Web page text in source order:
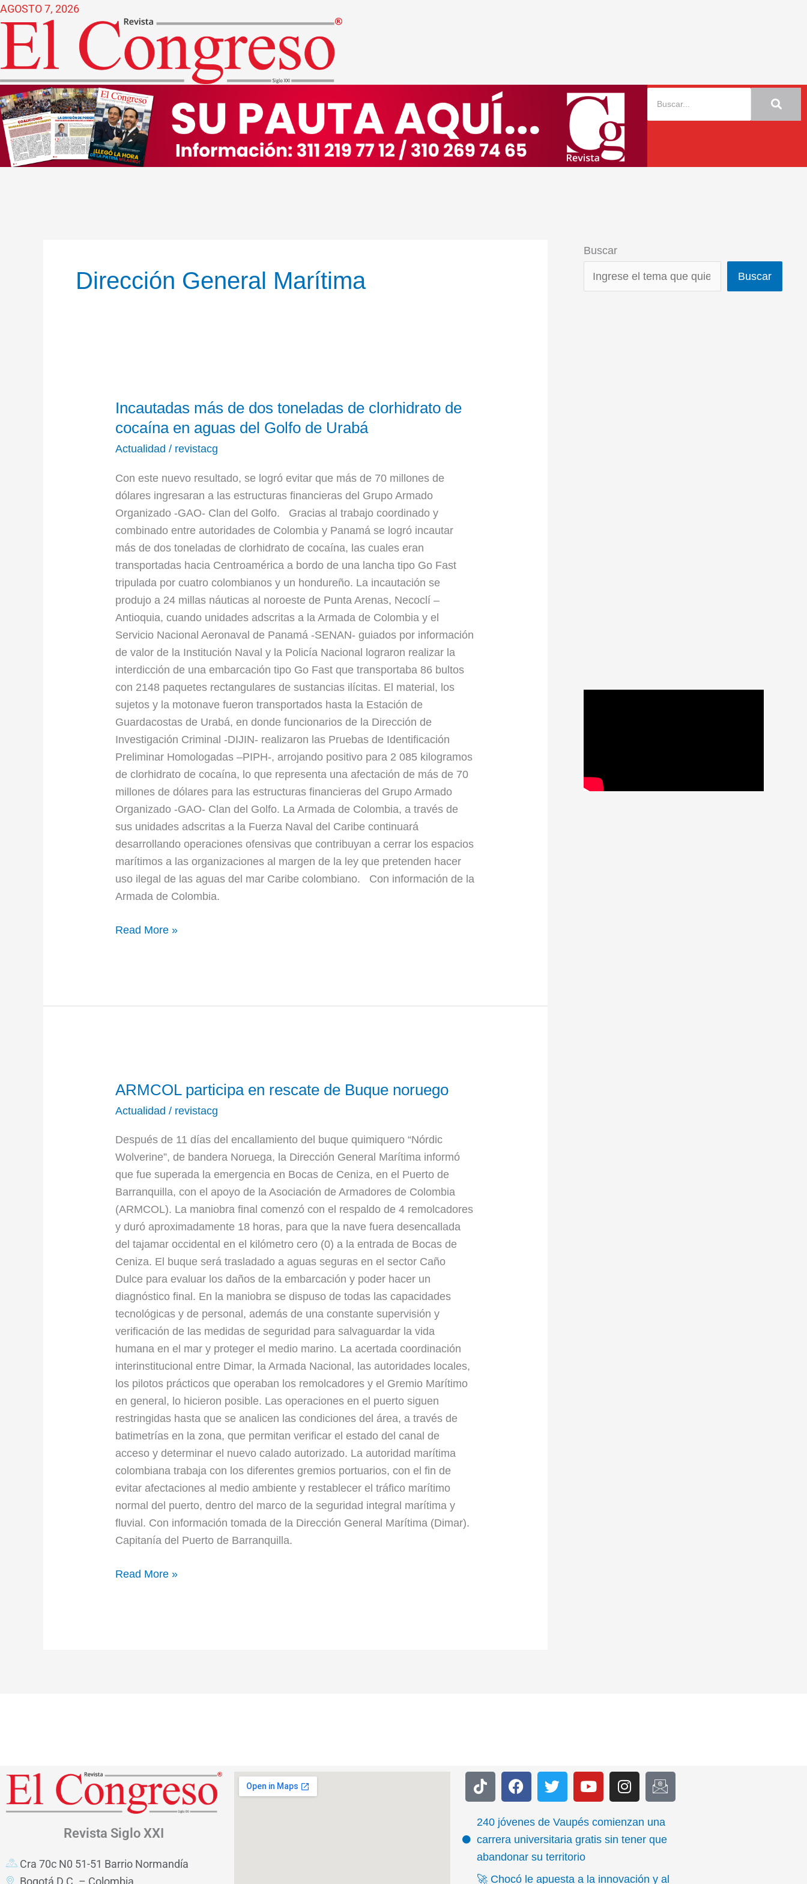
Ir
al
contenido
AGOSTO 7, 2026
Dirección General Marítima
Incautadas más de dos toneladas de clorhidrato de
cocaína en aguas del Golfo de Urabá
Actualidad / revistacg
Con este nuevo resultado, se logró evitar que más de 70 millones de
dólares ingresaran a las estructuras financieras del Grupo Armado
Organizado -GAO- Clan del Golfo. Gracias al trabajo coordinado y
combinado entre autoridades de Colombia y Panamá se logró incautar
más de dos toneladas de clorhidrato de cocaína, las cuales eran
transportadas hacia Centroamérica a bordo de una lancha tipo Go Fast
tripulada por cuatro colombianos y un hondureño. La incautación se
produjo a 24 millas náuticas al noroeste de Punta Arenas, Necoclí –
Antioquia, cuando unidades adscritas a la Armada de Colombia y el
Servicio Nacional Aeronaval de Panamá -SENAN- guiados por información
de valor de la Institución Naval y la Policía Nacional lograron realizar la
interdicción de una embarcación tipo Go Fast que transportaba 86 bultos
con 2148 paquetes rectangulares de sustancias ilícitas. El material, los
sujetos y la motonave fueron transportados hasta la Estación de
Guardacostas de Urabá, en donde funcionarios de la Dirección de
Investigación Criminal -DIJIN- realizaron las Pruebas de Identificación
Preliminar Homologadas –PIPH-, arrojando positivo para 2 085 kilogramos
de clorhidrato de cocaína, lo que representa una afectación de más de 70
millones de dólares para las estructuras financieras del Grupo Armado
Organizado -GAO- Clan del Golfo. La Armada de Colombia, a través de
sus unidades adscritas a la Fuerza Naval del Caribe continuará
desarrollando operaciones ofensivas que contribuyan a cerrar los espacios
marítimos a las organizaciones al margen de la ley que pretenden hacer
uso ilegal de las aguas del mar Caribe colombiano. Con información de la
Armada de Colombia.
más
de
dos
de
clorhidrato
de
cocaína
en
aguas
del
Golfo
de
Urabá
Read More »
ARMCOL participa en rescate de Buque noruego
Actualidad / revistacg
Después de 11 días del encallamiento del buque quimiquero “Nórdic
Wolverine”, de bandera Noruega, la Dirección General Marítima informó
que fue superada la emergencia en Bocas de Ceniza, en el Puerto de
Barranquilla, con el apoyo de la Asociación de Armadores de Colombia
(ARMCOL). La maniobra final comenzó con el respaldo de 4 remolcadores
y duró aproximadamente 18 horas, para que la nave fuera desencallada
del tajamar occidental en el kilómetro cero (0) a la entrada de Bocas de
Ceniza. El buque será trasladado a aguas seguras en el sector Caño
Dulce para evaluar los daños de la embarcación y poder hacer un
diagnóstico final. En la maniobra se dispuso de todas las capacidades
tecnológicas y de personal, además de una constante supervisión y
verificación de las medidas de seguridad para salvaguardar la vida
humana en el mar y proteger el medio marino. La acertada coordinación
interinstitucional entre Dimar, la Armada Nacional, las autoridades locales,
los pilotos prácticos que operaban los remolcadores y el Gremio Marítimo
en general, lo hicieron posible. Las operaciones en el puerto siguen
restringidas hasta que se analicen las condiciones del área, a través de
batimetrías en la zona, que permitan verificar el estado del canal de
acceso y determinar el nuevo calado autorizado. La autoridad marítima
colombiana trabaja con los diferentes gremios portuarios, con el fin de
evitar afectaciones al medio ambiente y restablecer el tráfico marítimo
normal del puerto, dentro del marco de la seguridad integral marítima y
fluvial. Con información tomada de la Dirección General Marítima (Dimar).
Capitanía del Puerto de Barranquilla.
participa
en
de
Buque
noruego
Read More »
Buscar
Buscar
Revista Siglo XXI
Cra 70c N0 51-51 Barrio Normandía
Bogotá D.C. – Colombia
T
i
t
o
k
F
a
e
b
o
T
w
t
t
e
Y
o
t
u
I
n
t
a
I
c
n
-
240 jóvenes de Vaupés comienzan una
carrera universitaria gratis sin tener que
abandonar su territorio
🚀 Chocó le apuesta a la innovación y al